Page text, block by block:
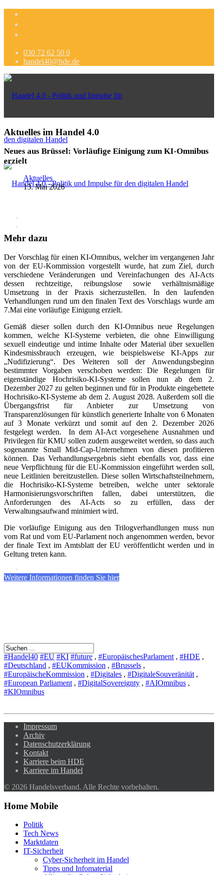
030 72 62 50 0
handel40@hde.de
Politik
Marktdaten
Digitales 1x1
IT-Sicherheit
Cyber-Sicherheit im Handel
Tipps und Infomaterial
Allianz für Cyber-Sicherheit
IT-Grundschutzprofil
E-Commerce
Digitalisierung am Point of
Sale
Social Media
Unternehmenswebseite
Mobile
Best-Practices ZukunftHandel
KI
Deep Dive Künstliche
Intelligenz
KI-Kompetenzen
Digitale Innenstadt
Aktuelles im Handel 4.0
Neues aus Brüssel: Vorläufige Einigung zum KI-Omnibus
erzielt
Aktuelles
13. Mai 2026
Mehr dazu
Der Vorschlag für einen KI-Omnibus, welcher im vergangenen Jahr
von der EU-Kommission vorgestellt wurde, hat zum Ziel, durch
verschiedene Veränderungen und Vereinfachungen des AI-Acts
dessen rechtzeitige, reibungslose sowie verhältnismäßige
Umsetzung in der Praxis sicherzustellen. In den laufenden
Verhandlungen rund um den finalen Text des Vorschlags wurde am
7.Mai eine vorläufige Einigung erzielt.
Gemäß dieser sollen durch den KI-Omnibus neue Regelungen
kommen, welche KI-Systeme verbieten, die ohne Einwilligung
sexuell eindeutige und intime Inhalte oder Material über sexuellen
Kindesmissbrauch erzeugen, wie beispielsweise KI-Apps zur
„Nudifizierung“. Des Weiteren soll der Anwendungsbeginn
bestimmter Vorgaben verschoben werden: Die Regelungen für
eigenständige Hochrisiko-KI-Systeme sollen nun ab dem 2.
Dezember 2027 zu gelten beginnen und für in Produkte eingebettete
Hochrisiko-KI-Systeme ab dem 2. August 2028. Außerdem soll die
Übergangsfrist für Anbieter zur Umsetzung von
Transparenzlösungen für künstlich generierte Inhalte von 6 Monaten
auf 3 Monate verkürzt und somit auf den 2. Dezember 2026
festgelegt werden. In dem AI-Act vorgesehene Ausnahmen und
Privilegen für KMU sollen zudem ausgeweitet werden, so dass auch
sogenannte Small Mid-Cap-Unternehmen von diesen profitieren
können. Das Verhandlungsergebnis sieht ebenfalls vor, dass eine
neue Verpflichtung für die EU-Kommission eingeführt werden soll,
neue Leitlinien bereitzustellen. Diese sollen Wirtschaftsteilnehmern,
die Hochrisiko-KI-Systeme betreiben, welche unter sektorale
Harmonisierungsvorschriften fallen, dabei unterstützen, die
Anforderungen des AI-Acts so zu erfüllen, dass der
Verwaltungsaufwand minimiert wird.
Die vorläufige Einigung aus den Trilogverhandlungen muss nun
vom Rat und vom EU-Parlament noch angenommen werden, bevor
der finale Text im Amtsblatt der EU veröffentlicht werden und in
Geltung treten kann.
Weitere Informationen finden Sie hier
#Handel40 #EU #KI #future , #EuropäischesParlament , #HDE ,
#Deutschland , #EUKommission , #Brussels ,
#EuropäischeKommission , #Digitales , #DigitaleSouveränität ,
#European Parliament , #DigitalSovereignty , #AIOmnibus ,
#KIOmnibus
Impressum
Archiv
Datenschutzerklärung
Kontakt
Karriere beim HDE
Karriere im Handel
© 2026 Handelsverband. Alle Rechte vorbehalten.
Home Mobile
Politik
Tech News
Marktdaten
IT-Sicherheit
Cyber-Sicherheit im Handel
Tipps und Infomaterial